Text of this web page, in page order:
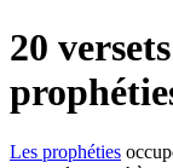
20
Les prophéties